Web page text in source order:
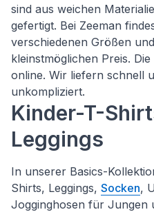
sind aus weichen
gefertigt. Bei Zeeman
verschiedenen Größen
kleinstmöglichen Preis.
online. Wir liefern schnell
unkompliziert.
Kinder-T-
Leggings
In unserer Basics-
Shirts, Leggings, Socken,
Jogginghosen für Jungen